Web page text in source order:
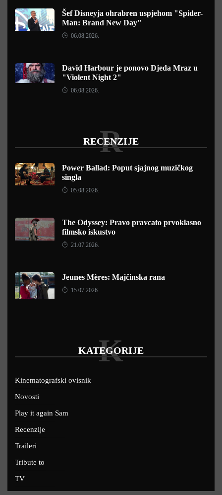
Šef Disneyja ohrabren uspjehom "Spider-
Man: Brand New Day"
06.08.2026.
David Harbour je ponovo Djeda Mraz u
"Violent Night 2"
06.08.2026.
RECENZIJE
R
Power Ballad: Poput sjajnog muzičkog
singla
05.08.2026.
The Odyssey: Pravo pravcato prvoklasno
filmsko iskustvo
21.07.2026.
Jeunes Mères: Majčinska rana
15.07.2026.
KATEGORIJE
K
Kinematografski ovisnik
Novosti
Play it again Sam
Recenzije
Traileri
Tribute to
TV